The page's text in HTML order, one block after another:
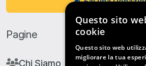
Pagine
Chi Siamo
Questo sito
cookie
Questo sito web
migliorare la tua